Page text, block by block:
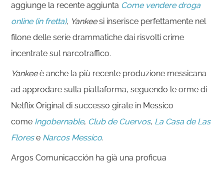
aggiunge la recente aggiunta Come vendere droga
online (in fretta), Yankeesi inserisce perfettamente nel
filone delle serie drammatiche dai risvolti crime
incentrate sul narcotraffico.
Yankeeè anche la più recente produzione messicana
ad approdare sulla piattaforma, seguendo le orme di
Netflix Original di successo girate in Messico
come Ingobernable, Club de Cuervos, La Casa de Las
Florese Narcos Messico.
Argos Comunicacción ha già una proficua